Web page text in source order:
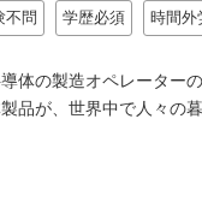
不問 学歴必須 時間外
体の製造オペレーター
品が、世界中で人々の